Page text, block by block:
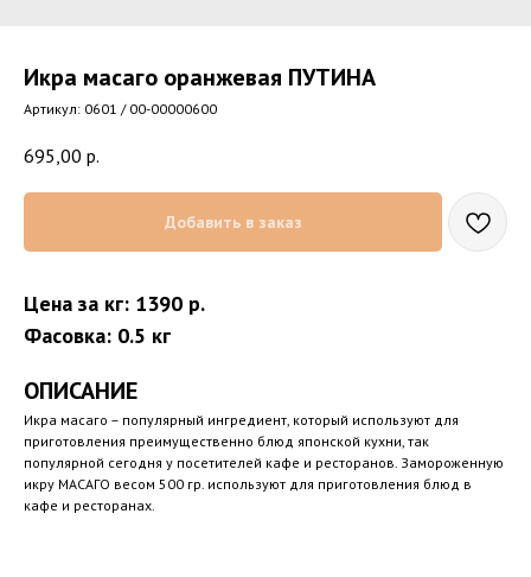
Икра масаго оранжевая ПУТИНА
Артикул: 0601 / 00-00000600
695,00 р.
Добавить в заказ
Цена за кг: 1390 р.
Фасовка: 0.5 кг
ОПИСАНИЕ
Икра масаго – популярный ингредиент, который используют для
приготовления преимущественно блюд японской кухни, так
популярной сегодня у посетителей кафе и ресторанов. Замороженную
икру МАСАГО весом 500 гр. используют для приготовления блюд в
кафе и ресторанах.